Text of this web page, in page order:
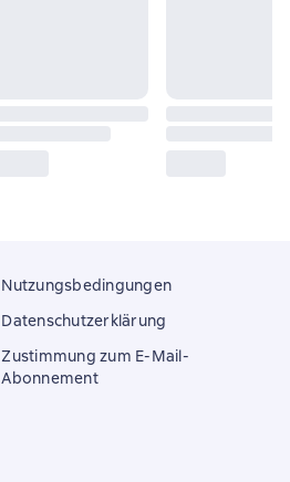
Nutzungsbedingungen
Datenschutzerklärung
Zustimmung zum E-Mail-
Abonnement